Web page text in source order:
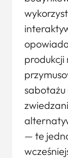
produkcji
sabotażu
— te